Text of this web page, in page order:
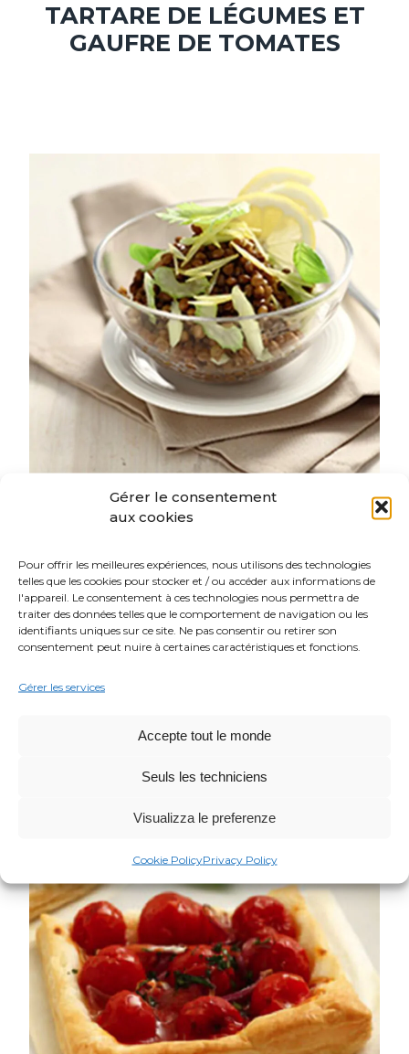
Gérer le consentement
aux cookies
Pour offrir les meilleures expériences, nous utilisons des technologies
telles que les cookies pour stocker et / ou accéder aux informations de
l'appareil. Le consentement à ces technologies nous permettra de
traiter des données telles que le comportement de navigation ou les
identifiants uniques sur ce site. Ne pas consentir ou retirer son
consentement peut nuire à certaines caractéristiques et fonctions.
Gérer les services
Accepte tout le monde
Seuls les techniciens
Visualizza le preferenze
Cookie PolicyPrivacy Policy
TARTARE DE LÉGUMES ET
GAUFRE DE TOMATES
SALADE DE LENTILLES
AU CÉLERI ET À LA
CITRONNELLE